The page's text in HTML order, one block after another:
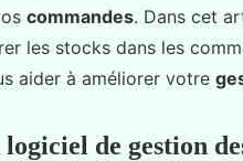
commandes. Dans cet
les stocks dans les
aider à améliorer votre
de gestion